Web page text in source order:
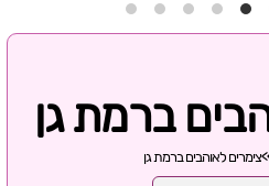
ברמת גן
צימרים לאוהבים ברמת גן